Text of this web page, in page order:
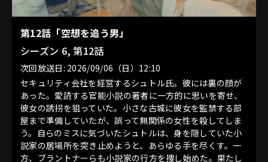
第12話「空想を追う男」
シーズン 6, 第12話
次回放送日: 2026/09/06（日）12:10
セキュリティ会社を経営するシュトル氏。彼には裏の顔が
あった。愛読する官能小説の著者に一方的に思いを寄せ、
彼女の誘拐を狙っていた。小さな古城に彼女を監禁する部
屋まで準備していたが、誤って無関係の女性を殺してしま
う。自らのミスに気づいたシュトルは、身を隠していた小
説家の居場所を突き止めようと、あらゆる手を尽くす。一
方、ブラントナーらも小説家の行方を捜し始めた。果たし